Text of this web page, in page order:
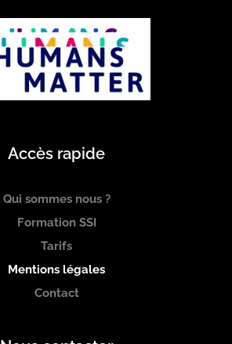
Accès rapide
Qui sommes nous ?
Formation SSI
Tarifs
Mentions légales
Contact